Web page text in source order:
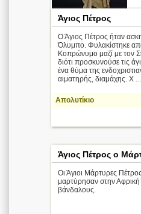
Άγιος Πέτρος
Ο Άγιος Πέτρος ήταν
Όλυμπο. Φυλακίστηκε
Κοπρώνυμο μαζί με τον
διότι προσκυνούσε τις
ένα θύμα της
αιματηρής, διαμάχης. Χ ...
Απολυτίκιο
Άγιος Πέτρος ο
Οι Άγιοι Μάρτυρες
μαρτύρησαν στην
βάνδαλους.